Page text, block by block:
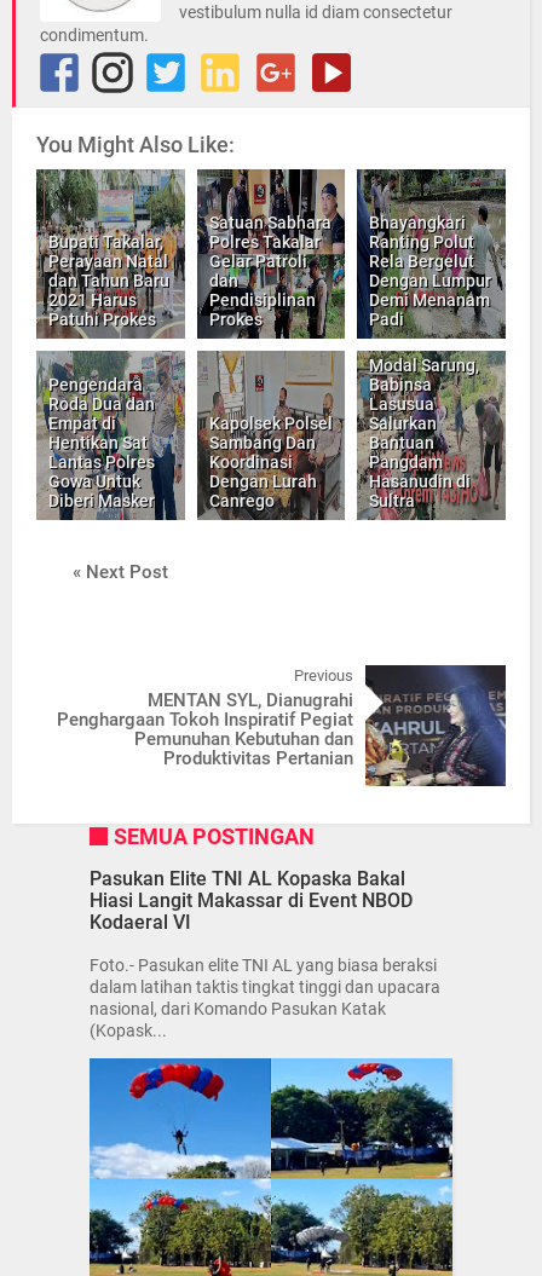
vestibulum nulla id diam consectetur
condimentum.
You Might Also Like:
Bupati Takalar,
Perayaan Natal
dan Tahun Baru
2021 Harus
Patuhi Prokes
Satuan Sabhara
Polres Takalar
Gelar Patroli
dan
Pendisiplinan
Prokes
Bhayangkari
Ranting Polut
Rela Bergelut
Dengan Lumpur
Demi Menanam
Padi
Pengendara
Roda Dua dan
Empat di
Hentikan Sat
Lantas Polres
Gowa Untuk
Diberi Masker
Kapolsek Polsel
Sambang Dan
Koordinasi
Dengan Lurah
Canrego
Modal Sarung,
Babinsa
Lasusua
Salurkan
Bantuan
Pangdam
Hasanudin di
Sultra
« Next Post
Previous
MENTAN SYL, Dianugrahi
Penghargaan Tokoh Inspiratif Pegiat
Pemunuhan Kebutuhan dan
Produktivitas Pertanian
SEMUA POSTINGAN
Pasukan Elite TNI AL Kopaska Bakal
Hiasi Langit Makassar di Event NBOD
Kodaeral VI
Foto.- Pasukan elite TNI AL yang biasa beraksi
dalam latihan taktis tingkat tinggi dan upacara
nasional, dari Komando Pasukan Katak
(Kopask...